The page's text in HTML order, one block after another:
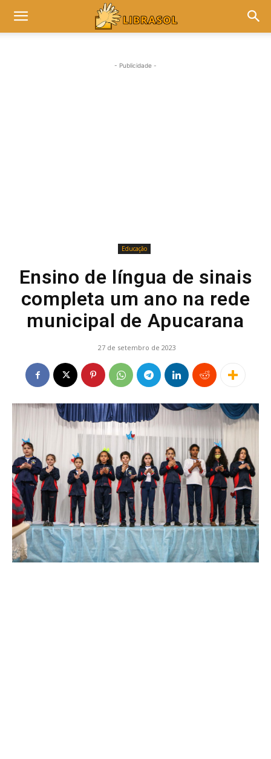
- Publicidade -
Educação
Ensino de língua de sinais
completa um ano na rede
municipal de Apucarana
27 de setembro de 2023